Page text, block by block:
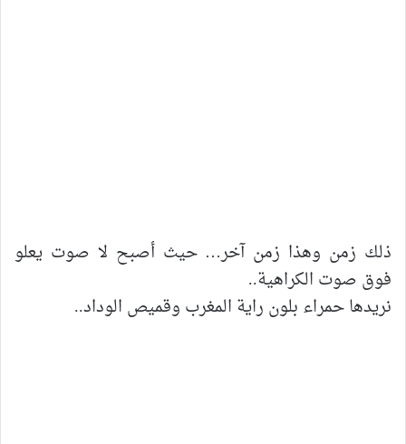
ذلك زمن وهذا زمن آخر… حيث أصبح لا صوت يعلو
فوق صوت الكراهية..
نريدها حمراء بلون راية المغرب وقميص الوداد..